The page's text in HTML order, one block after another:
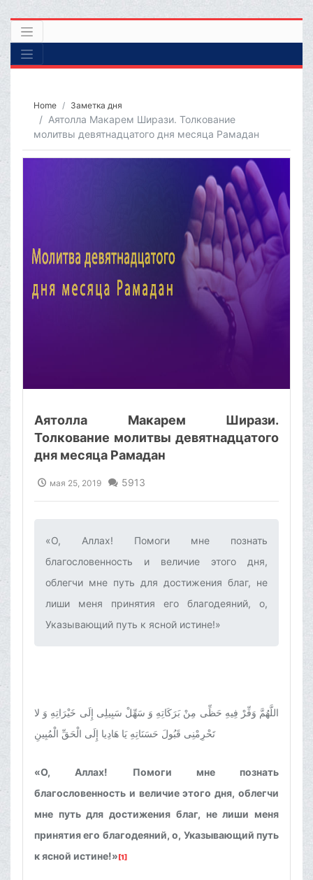
Home Заметка дня
Аятолла Макарем Ширази. Толкование
молитвы девятнадцатого дня месяца Рамадан
Аятолла Макарем Ширази.
Толкование молитвы девятнадцатого
дня месяца Рамадан
мая 25, 2019 5913
«О, Аллах! Помоги мне познать
благословенность и величие этого дня,
облегчи мне путь для достижения благ, не
лиши меня принятия его благодеяний, о,
Указывающий путь к ясной истине!»‌
اللَّهُمَّ وَفِّرْ فِيهِ حَظِّى مِنْ بَرَكَاتِهِ وَ سَهِّلْ سَبِيلِى إِلَى خَيْرَاتِهِ وَ لا
تَحْرِمْنِى قَبُولَ حَسَنَاتِهِ يَا هَادِيا إِلَى الْحَقِّ الْمُبِينِ
«О, Аллах! Помоги мне познать
благословенность и величие этого дня, облегчи
мне путь для достижения благ, не лиши меня
принятия его благодеяний, о, Указывающий путь
к ясной истине!»[1]